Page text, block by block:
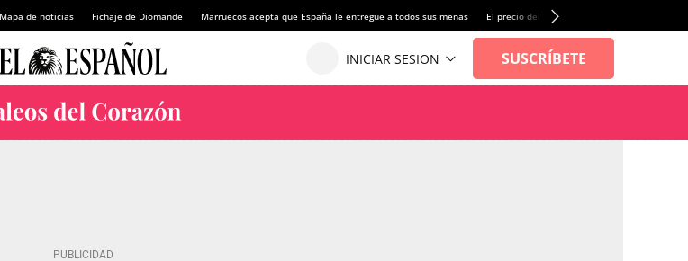
Mapa de noticias Fichaje de Diomande Marruecos acepta que España le entregue a todos sus menas El precio del alquiler de vivienda baja por